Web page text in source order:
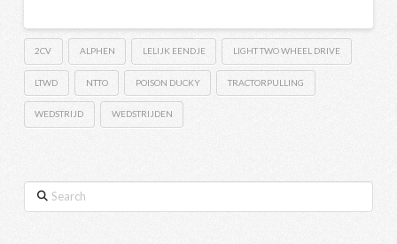
2CV ALPHEN LELIJK EENDJE LIGHT TWO WHEEL DRIVE
LTWD NTTO POISON DUCKY TRACTORPULLING
WEDSTRIJD WEDSTRIJDEN
Search